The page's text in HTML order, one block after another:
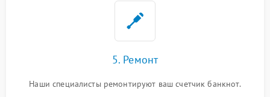
5. Ремонт
Наши специалисты ремонтируют ваш счетчик банкнот.